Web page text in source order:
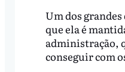
Um dos
que ela é
administração,
conseguir com